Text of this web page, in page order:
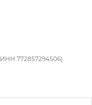
772857294506)